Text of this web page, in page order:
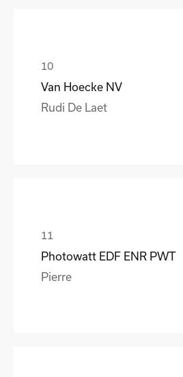
Van Hoecke NV
Rudi De Laet
Photowatt EDF ENR PWT
Pierre